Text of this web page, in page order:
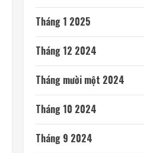
Tháng 1 2025
Tháng 12 2024
Tháng mười một 2024
Tháng 10 2024
Tháng 9 2024